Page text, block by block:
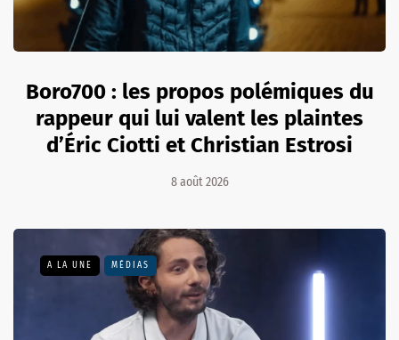
Boro700 : les propos polémiques du
rappeur qui lui valent les plaintes
d’Éric Ciotti et Christian Estrosi
8 août 2026
A LA UNE MÉDIAS